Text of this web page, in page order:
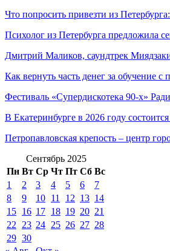
Что попросить привезти из
Психолог из Петербурга предложила
Дмитрий Маликов, саундтрек
Как вернуть часть денег за обучение
Фестиваль «Супердискотека 90-х»
В Екатеринбурге в 2026 году
Петропавловская крепость – центр
Сентябрь 2025
Пн Вт Ср Чт Пт Сб Вс
1
2 3 4 5 6
7
8
9 10 11 12 13 14
15 16 17 18 19 20 21
22
23 24 25 26 27 28
29 30